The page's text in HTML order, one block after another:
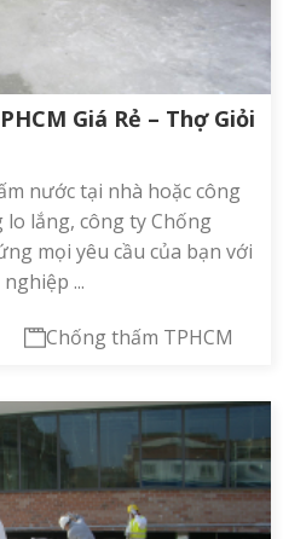
Giá Rẻ – Thợ Giỏi
nước tại nhà hoặc công
lo lắng, công ty Chống
mọi yêu cầu của bạn với
...
Chống thấm TPHCM